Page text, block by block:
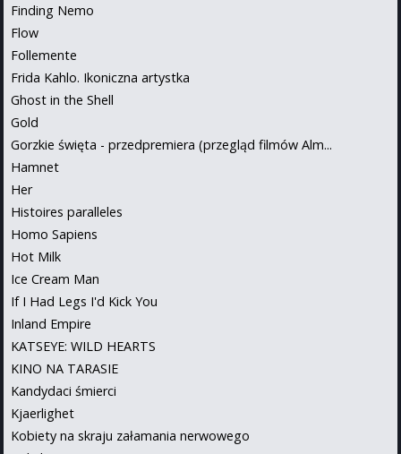
Finding Nemo
Flow
Follemente
Frida Kahlo. Ikoniczna artystka
Ghost in the Shell
Gold
Gorzkie święta - przedpremiera (przegląd filmów Alm...
Hamnet
Her
Histoires paralleles
Homo Sapiens
Hot Milk
Ice Cream Man
If I Had Legs I'd Kick You
Inland Empire
KATSEYE: WILD HEARTS
KINO NA TARASIE
Kandydaci śmierci
Kjaerlighet
Kobiety na skraju załamania nerwowego